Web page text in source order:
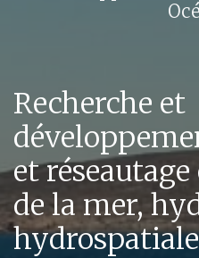
Recherche et
et réseautage
de la mer,